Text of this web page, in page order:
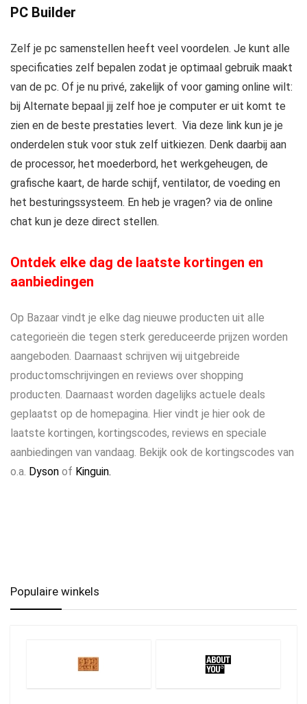
PC Builder
Zelf je pc samenstellen heeft veel voordelen. Je kunt alle
specificaties zelf bepalen zodat je optimaal gebruik maakt
van de pc. Of je nu privé, zakelijk of voor gaming online wilt:
bij Alternate bepaal jij zelf hoe je computer er uit komt te
zien en de beste prestaties levert. Via deze link kun je je
onderdelen stuk voor stuk zelf uitkiezen. Denk daarbij aan
de processor, het moederbord, het werkgeheugen, de
grafische kaart, de harde schijf, ventilator, de voeding en
het besturingssysteem. En heb je vragen? via de online
chat kun je deze direct stellen.
Ontdek elke dag de laatste kortingen en
aanbiedingen
Op Bazaar vindt je elke dag nieuwe producten uit alle
categorieën die tegen sterk gereduceerde prijzen worden
aangeboden. Daarnaast schrijven wij uitgebreide
productomschrijvingen en reviews over shopping
producten. Daarnaast worden dagelijks actuele deals
geplaatst op de homepagina. Hier vindt je hier ook de
laatste kortingen, kortingscodes, reviews en speciale
aanbiedingen van vandaag. Bekijk ook de kortingscodes van
o.a. Dyson of Kinguin.
Populaire winkels